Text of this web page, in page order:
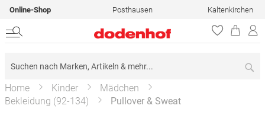
Online-Shop Posthausen Kaltenkirchen
Home Kinder
Mädchen
Bekleidung (92-134)
Pullover & Sweat